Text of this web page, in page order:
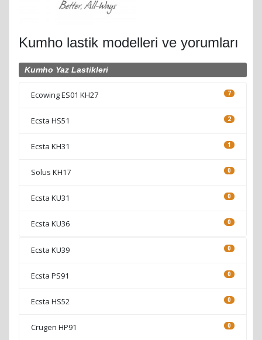
Kumho lastik modelleri ve yorumları
Kumho Yaz Lastikleri
Ecowing ES01 KH27 7
Ecsta HS51 2
Ecsta KH31 1
Solus KH17 0
Ecsta KU31 0
Ecsta KU36 0
Ecsta KU39 0
Ecsta PS91 0
Ecsta HS52 0
Crugen HP91 0